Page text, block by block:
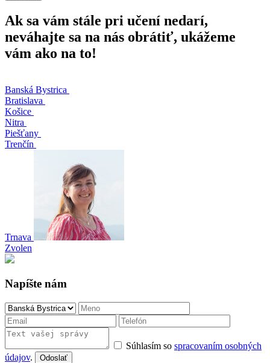
Ak sa vám stále pri učení nedarí,
neváhajte sa na nás obrátiť, ukážeme
vám ako na to!
Banská Bystrica
Bratislava
Košice
Nitra
Piešťany
Trenčín
Trnava
Zvolen
Napíšte nám
Súhlasím so spracovaním osobných
údajov. Odoslať